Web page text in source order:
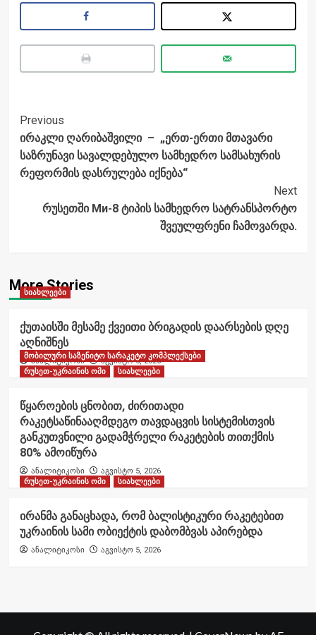
Post
Navigation
Previous
ირაკლი ღარიბაშვილი – „ერთ-ერთი მთავარი
საზრუნავი სავალდებულო სამხედრო სამსახურის
რეფორმის დასრულება იქნება“
Next
რუსეთში Ми-8 ტიპის სამხედრო სატრანსპორტო
შვეულფრენი ჩამოვარდა.
More Stories
სიახლეები
ქუთაისში მესამე ქვეითი ბრიგადის დაარსების დღე
აღნიშნეს
ანალიტიკოსი აგვისტო 6, 2026
მობილური საზენიტო სარაკეტო კომპლექსები
რუსეთ-უკრაინის ომი
სიახლეები
წყაროების ცნობით, ძირითადი
რაკეტსაწინააღმდეგო თავდაცვის სისტემისთვის
განკუთვნილი გადამჭრელი რაკეტების თითქმის
80% ამოიწურა
ანალიტიკოსი
აგვისტო 5, 2026
რუსეთ-უკრაინის ომი
სიახლეები
ირანმა განაცხადა, რომ ბალისტიკური რაკეტებით
უკრაინის სამი ობიექტის დაბომბვას აპირებდა
ანალიტიკოსი აგვისტო 5, 2026